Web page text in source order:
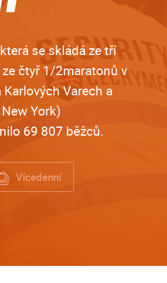
se skládá ze tří
čtyř 1/2maratonů v
Varech a
York)
69 807 běžců.
Vícedenní